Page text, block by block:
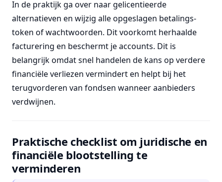
In de praktijk ga over naar gelicentieerde
alternatieven en wijzig alle opgeslagen betalings-
token of wachtwoorden. Dit voorkomt herhaalde
facturering en beschermt je accounts. Dit is
belangrijk omdat snel handelen de kans op verdere
financiële verliezen vermindert en helpt bij het
terugvorderen van fondsen wanneer aanbieders
verdwijnen.
Praktische checklist om juridische en
financiële blootstelling te
verminderen